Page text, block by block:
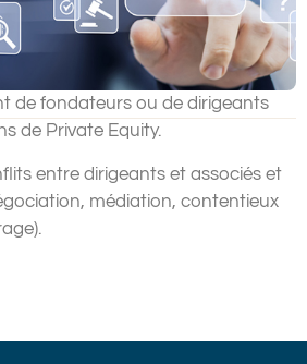
de fondateurs ou de dirigeants
de Private Equity.
entre dirigeants et associés et
médiation, contentieux